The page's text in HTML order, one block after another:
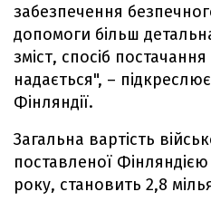
забезпечення
допомоги більш
зміст, спосіб
надається", –
Фінляндії.
Загальна вартість
поставленої
року, становить 2,8